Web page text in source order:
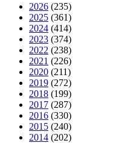
2026 (235)
2025 (361)
2024 (414)
2023 (374)
2022 (238)
2021 (226)
2020 (211)
2019 (272)
2018 (199)
2017 (287)
2016 (330)
2015 (240)
2014 (202)